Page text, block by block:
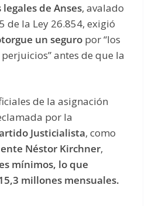
de Anses, avalado
de la Ley 26.854, exigió
un seguro por “los
antes de que la
de la asignación
por la
Justicialista, como
Néstor Kirchner,
mínimos, lo que
millones mensuales.